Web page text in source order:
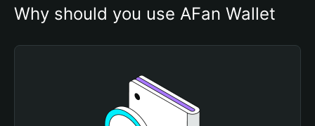
Why should you use AFan Wallet